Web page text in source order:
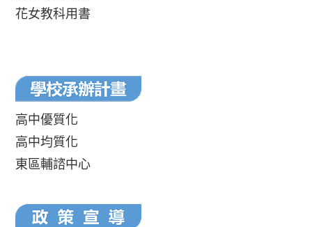
花女教科用書
高中優質化
高中均質化
東區輔諮中心